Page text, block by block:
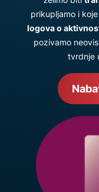
prikupljamo i
logova o
pozivamo
tvrdnje